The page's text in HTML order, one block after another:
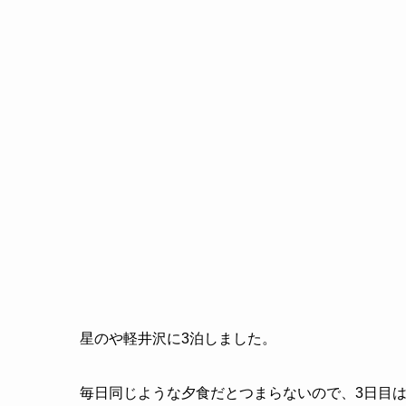
星のや軽井沢に3泊しました。
毎日同じような夕食だとつまらないので、3日目